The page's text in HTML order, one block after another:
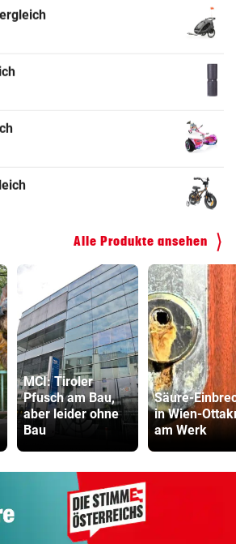
Alle Produkte ansehen
MCI: Tiroler
Pfusch am Bau,
aber leider ohne
Bau
Säure-
in Wien-
am Werk